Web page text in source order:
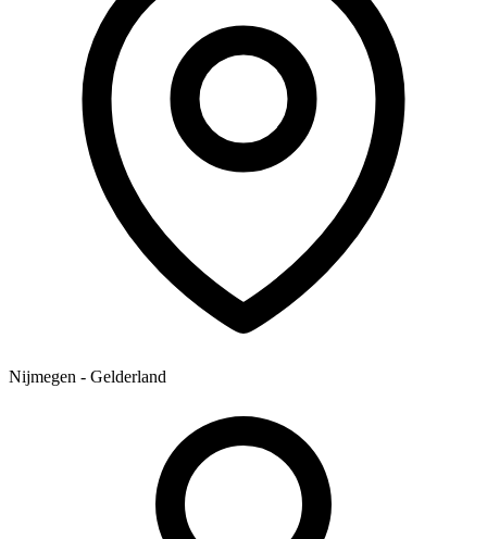
Nijmegen - Gelderland